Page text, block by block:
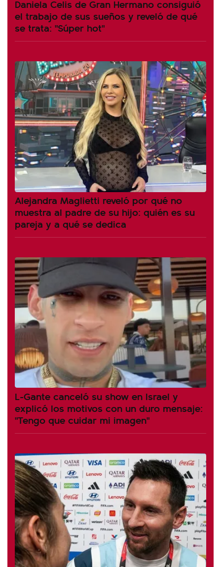
Daniela Celis de Gran Hermano consiguió
el trabajo de sus sueños y reveló de qué
se trata: "Súper hot"
Alejandra Maglietti reveló por qué no
muestra al padre de su hijo: quién es su
pareja y a qué se dedica
L-Gante canceló su show en Israel y
explicó los motivos con un duro mensaje:
"Tengo que cuidar mi imagen"